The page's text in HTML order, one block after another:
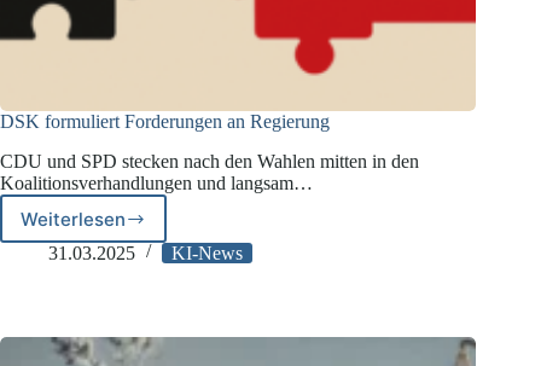
DSK formuliert Forderungen an Regierung
CDU und SPD stecken nach den Wahlen mitten in den
Koalitionsverhandlungen und langsam…
Weiterlesen
DSK
formuliert
31.03.2025 KI-News